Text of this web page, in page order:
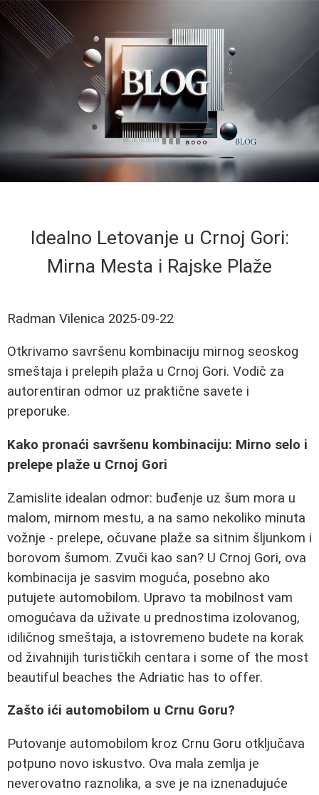
Idealno Letovanje u Crnoj Gori:
Mirna Mesta i Rajske Plaže
Radman Vilenica 2025-09-22
Otkrivamo savršenu kombinaciju mirnog seoskog
smeštaja i prelepih plaža u Crnoj Gori. Vodič za
autorentiran odmor uz praktične savete i
preporuke.
Kako pronaći savršenu kombinaciju: Mirno selo i
prelepe plaže u Crnoj Gori
Zamislite idealan odmor: buđenje uz šum mora u
malom, mirnom mestu, a na samo nekoliko minuta
vožnje - prelepe, očuvane plaže sa sitnim šljunkom i
borovom šumom. Zvuči kao san? U Crnoj Gori, ova
kombinacija je sasvim moguća, posebno ako
putujete automobilom. Upravo ta mobilnost vam
omogućava da uživate u prednostima izolovanog,
idiličnog smeštaja, a istovremeno budete na korak
od živahnijih turističkih centara i some of the most
beautiful beaches the Adriatic has to offer.
Zašto ići automobilom u Crnu Goru?
Putovanje automobilom kroz Crnu Goru otključava
potpuno novo iskustvo. Ova mala zemlja je
neverovatno raznolika, a sve je na iznenadujuće